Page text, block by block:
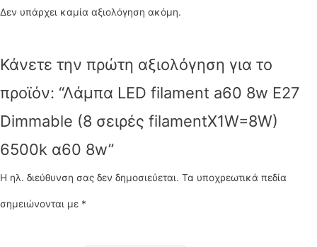
Δεν υπάρχει καμία αξιολόγηση ακόμη.
Κάνετε την πρώτη αξιολόγηση για το
προϊόν: “Λάμπα LED filament a60 8w E27
Dimmable (8 σειρές filamentX1W=8W)
6500k α60 8w”
Η ηλ. διεύθυνση σας δεν δημοσιεύεται. Τα υποχρεωτικά πεδία
σημειώνονται με *